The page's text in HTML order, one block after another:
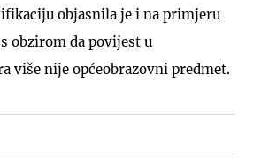
objasnila je i na primjeru
obzirom da povijest u
više nije općeobrazovni predmet.